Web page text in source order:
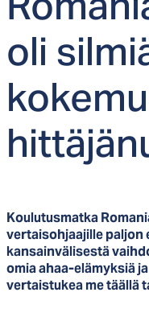
oli
Koulutusmatka
vertaisohjaajille paljon
kansainvälisestä
omia ahaa-elämyksiä
vertaistukea me täällä